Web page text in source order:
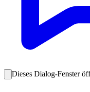
Dieses Dialog-Fenster